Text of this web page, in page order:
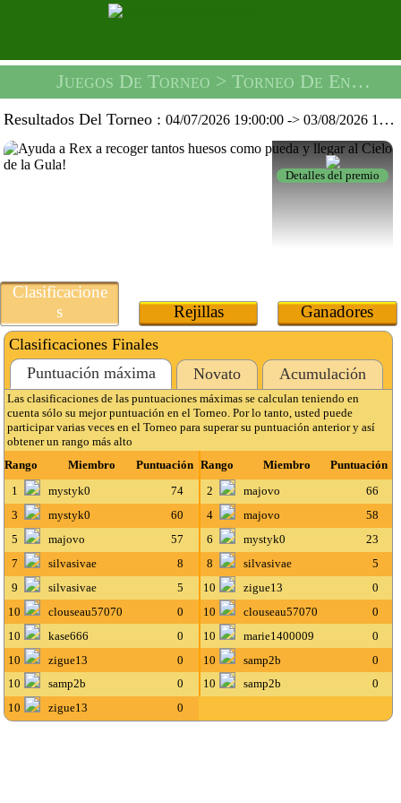
Juegos De Torneo > Torneo De Ensueño Del Rex -
Resultados Del Torneo :04/07/2026 19:00:00 ->03/08/2026 19:59:59
Detalles del premio
Clasificacione
s
Rejillas Ganadores
Clasificaciones Finales
Puntuación máxima
Novato Acumulación
Las clasificaciones de las puntuaciones máximas se calculan teniendo en
cuenta sólo su mejor puntuación en el Torneo. Por lo tanto, usted puede
participar varias veces en el Torneo para superar su puntuación anterior y así
obtener un rango más alto
Rango
Miembro Puntuación Rango Miembro
Puntuación
1
mystyk0 74 2 majovo
66
3
mystyk0 60 4 majovo
58
5
majovo 57 6 mystyk0
23
7
silvasivae 8 8 silvasivae
5
9
silvasivae 5 10 zigue13
0
10
clouseau57070 0 10 clouseau57070
0
10
kase666 0 10 marie1400009
0
10
zigue13 0 10 samp2b
0
10
samp2b 0 10 samp2b
0
10
zigue13 0